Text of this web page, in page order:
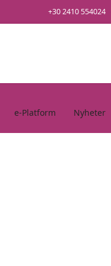
+30 2410 554024
e-Platform Nyheter